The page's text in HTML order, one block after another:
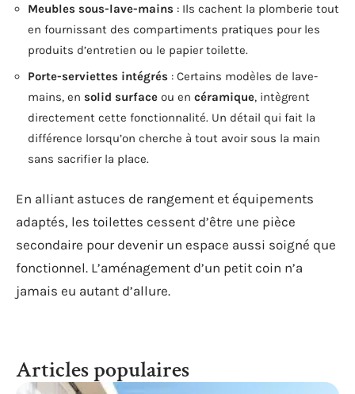
Meubles sous-lave-mains : Ils cachent la plomberie tout
en fournissant des compartiments pratiques pour les
produits d’entretien ou le papier toilette.
Porte-serviettes intégrés : Certains modèles de lave-
mains, en solid surface ou en céramique, intègrent
directement cette fonctionnalité. Un détail qui fait la
différence lorsqu’on cherche à tout avoir sous la main
sans sacrifier la place.
En alliant astuces de rangement et équipements
adaptés, les toilettes cessent d’être une pièce
secondaire pour devenir un espace aussi soigné que
fonctionnel. L’aménagement d’un petit coin n’a
jamais eu autant d’allure.
Articles populaires